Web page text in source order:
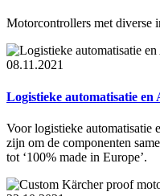
Motorcontrollers met diverse
08.11.2021
Logistieke automatisatie en
Voor logistieke automatisatie
zijn om de componenten
tot ‘100% made in Europe’.